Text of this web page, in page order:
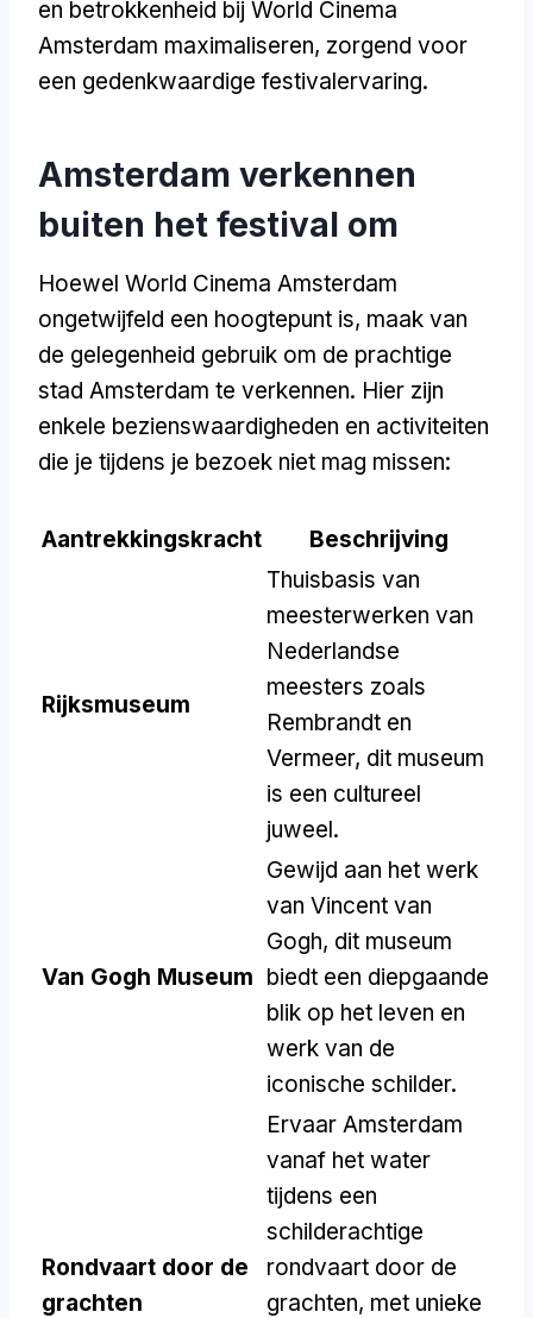
en betrokkenheid bij World Cinema
Amsterdam maximaliseren, zorgend voor
een gedenkwaardige festivalervaring.
Amsterdam verkennen
buiten het festival om
Hoewel World Cinema Amsterdam
ongetwijfeld een hoogtepunt is, maak van
de gelegenheid gebruik om de prachtige
stad Amsterdam te verkennen. Hier zijn
enkele bezienswaardigheden en activiteiten
die je tijdens je bezoek niet mag missen:
Aantrekkingskracht Beschrijving
Rijksmuseum
Thuisbasis van
meesterwerken van
Nederlandse
meesters zoals
Rembrandt en
Vermeer, dit museum
is een cultureel
juweel.
Van Gogh Museum
Gewijd aan het werk
van Vincent van
Gogh, dit museum
biedt een diepgaande
blik op het leven en
werk van de
iconische schilder.
Rondvaart door de
grachten
Ervaar Amsterdam
vanaf het water
tijdens een
schilderachtige
rondvaart door de
grachten, met unieke